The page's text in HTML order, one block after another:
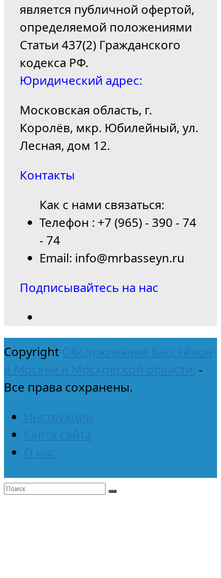
является публичной офертой,
определяемой положениями
Статьи 437(2) Гражданского
кодекса РФ.
Юридический адрес:
Московская область, г.
Королёв, мкр. Юбилейный, ул.
Лесная, дом 12.
Контакты
Как с нами связаться:
Телефон : +7 (965) - 390 - 74
- 74
Email: info@mrbasseyn.ru
Подписывайтесь на нас
Copyright Обслуживание бассейнов
в Москве и Московской области. -
Все права сохранены.
Инструкции
Карта сайта
О нас